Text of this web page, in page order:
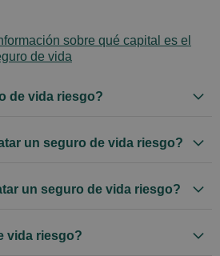
sobre qué capital es el
de vida
de vida riesgo?
un seguro de vida riesgo?
un seguro de vida riesgo?
vida riesgo?